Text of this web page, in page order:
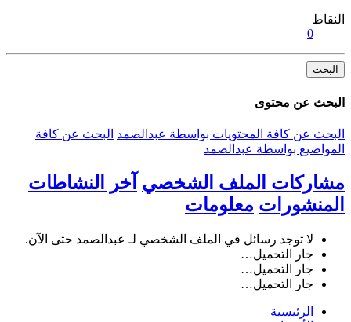
النقاط
0
البحث
البحث عن محتوى
البحث عن كافة المحتويات بواسطة عبدالصمد البحث عن كافة
المواضيع بواسطة عبدالصمد
مشاركات الملف الشخصي آخر النشاطات
المنشورات معلومات
لا توجد رسائل في الملف الشخصي لـ عبدالصمد حتى الآن.
جار التحميل…
جار التحميل…
جار التحميل…
الرئيسية